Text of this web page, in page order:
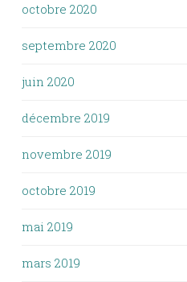
octobre 2020
septembre 2020
juin 2020
décembre 2019
novembre 2019
octobre 2019
mai 2019
mars 2019